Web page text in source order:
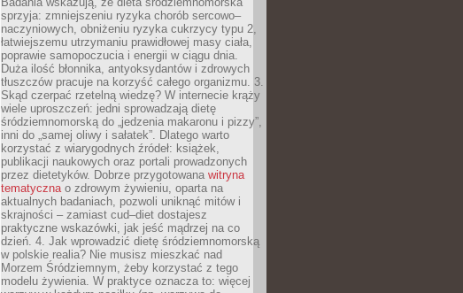
sprzyja: zmniejszeniu ryzyka chorób sercowo–
naczyniowych, obniżeniu ryzyka cukrzycy typu 2,
łatwiejszemu utrzymaniu prawidłowej masy ciała,
poprawie samopoczucia i energii w ciągu dnia.
Duża ilość błonnika, antyoksydantów i zdrowych
tłuszczów pracuje na korzyść całego organizmu. 3.
Skąd czerpać rzetelną wiedzę? W internecie krąży
wiele uproszczeń: jedni sprowadzają dietę
śródziemnomorską do „jedzenia makaronu i pizzy”,
inni do „samej oliwy i sałatek”. Dlatego warto
korzystać z wiarygodnych źródeł: książek,
publikacji naukowych oraz portali prowadzonych
przez dietetyków. Dobrze przygotowana witryna
tematycznao zdrowym żywieniu, oparta na
aktualnych badaniach, pozwoli uniknąć mitów i
skrajności – zamiast cud–diet dostajesz
praktyczne wskazówki, jak jeść mądrzej na co
dzień. 4. Jak wprowadzić dietę śródziemnomorską
w polskie realia? Nie musisz mieszkać nad
Morzem Śródziemnym, żeby korzystać z tego
modelu żywienia. W praktyce oznacza to: więcej